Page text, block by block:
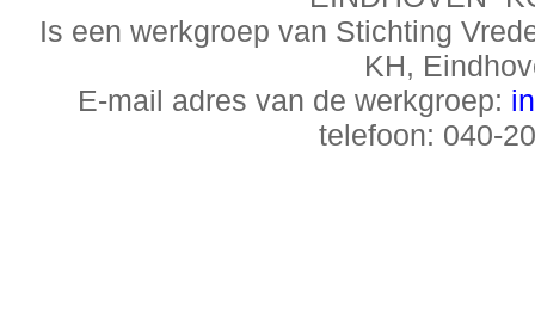
Is een werkgroep van Stichting
KH,
E-mail adres van de werkgroep:
telefoon: 040-